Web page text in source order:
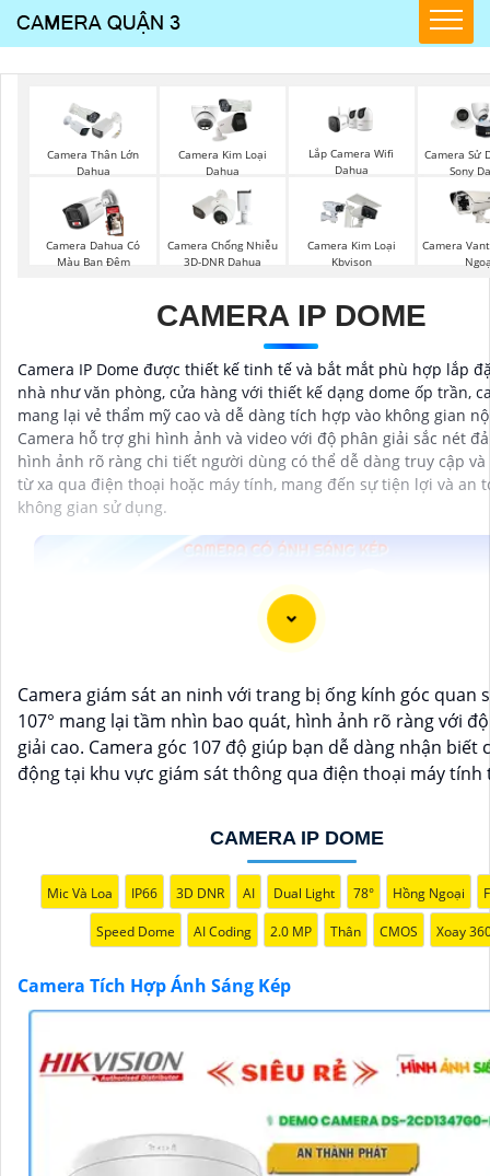
Camera Thân Lớn
Dahua
Camera Kim Loại
Dahua
Lắp Camera Wifi
Dahua
Camera Sử
Sony
Camera Dahua Có
Màu Ban Đêm
Camera Chống Nhiễu
3D-DNR Dahua
Camera Kim Loại
Kbvison
Camera
CAMERA IP DOME
Camera IP Dome được thiết kế tinh tế và bắt mắt phù hợp lắp
nhà như văn phòng, cửa hàng với thiết kế dạng dome ốp trần,
mang lại vẻ thẩm mỹ cao và dễ dàng tích hợp vào không gian
Camera hỗ trợ ghi hình ảnh và video với độ phân giải sắc nét
hình ảnh rõ ràng chi tiết người dùng có thể dễ dàng truy cập và
từ xa qua điện thoại hoặc máy tính, mang đến sự tiện lợi và an
không gian sử dụng.
Camera giám sát an ninh với trang bị ống kính góc quan
107° mang lại tầm nhìn bao quát, hình ảnh rõ ràng với
giải cao. Camera góc 107 độ giúp bạn dễ dàng nhận biết
động tại khu vực giám sát thông qua điện thoại máy tính
CAMERA IP DOME
Mic Và Loa IP66 3D DNR AI Dual Light 78° Hồng Ngoại
Speed Dome AI Coding 2.0 MP Thân CMOS Xoay
Camera Tích Hợp Ánh Sáng Kép